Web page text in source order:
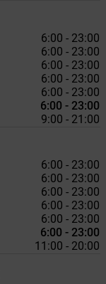
6:00 - 23:00
6:00 - 23:00
6:00 - 23:00
6:00 - 23:00
6:00 - 23:00
6:00 - 23:00
9:00 - 21:00
6:00 - 23:00
6:00 - 23:00
6:00 - 23:00
6:00 - 23:00
6:00 - 23:00
6:00 - 23:00
11:00 - 20:00